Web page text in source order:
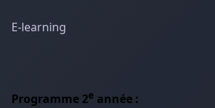
E-learning
Programme 2e année :